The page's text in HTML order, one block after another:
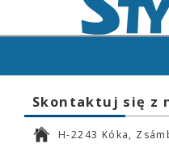
Skontaktuj się z
H-2243 Kóka,